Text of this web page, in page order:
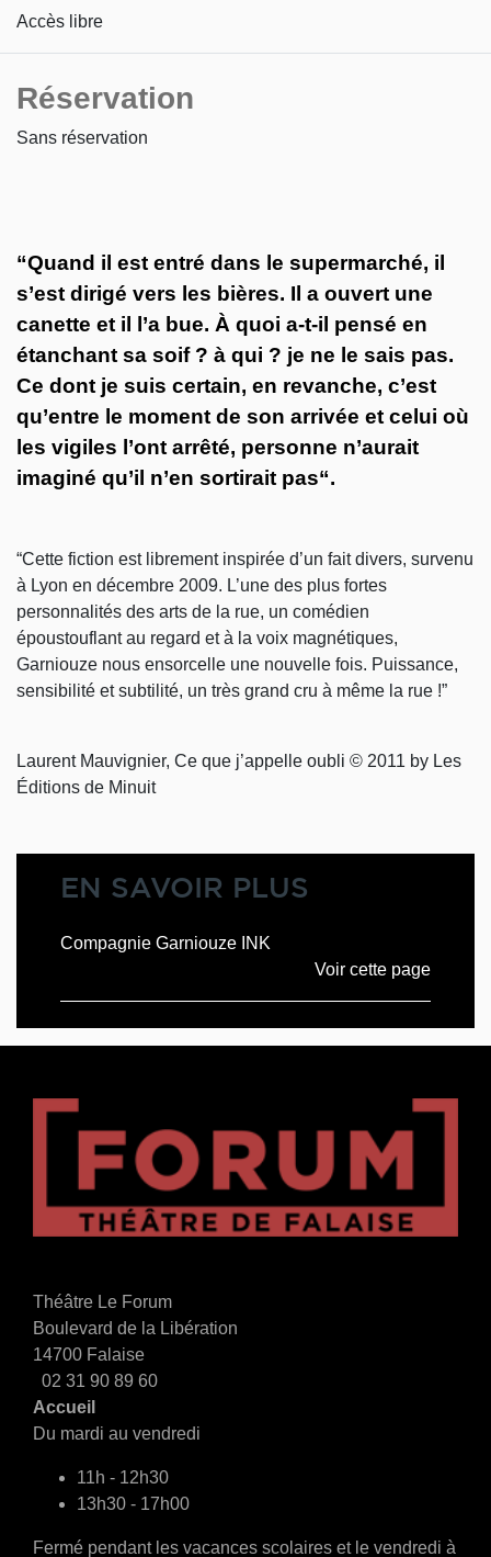
Accès libre
Réservation
Sans réservation
“Quand il est entré dans le supermarché, il
s’est dirigé vers les bières. Il a ouvert une
canette et il l’a bue. À quoi a-t-il pensé en
étanchant sa soif ? à qui ? je ne le sais pas.
Ce dont je suis certain, en revanche, c’est
qu’entre le moment de son arrivée et celui où
les vigiles l’ont arrêté, personne n’aurait
imaginé qu’il n’en sortirait pas“.
“Cette fiction est librement inspirée d’un fait divers, survenu
à Lyon en décembre 2009. L’une des plus fortes
personnalités des arts de la rue, un comédien
époustouflant au regard et à la voix magnétiques,
Garniouze nous ensorcelle une nouvelle fois. Puissance,
sensibilité et subtilité, un très grand cru à même la rue !”
Laurent Mauvignier, Ce que j’appelle oubli © 2011 by Les
Éditions de Minuit
EN SAVOIR PLUS
Compagnie Garniouze INK
Voir cette page
Théâtre Le Forum
Boulevard de la Libération
14700 Falaise
02 31 90 89 60
Accueil
Du mardi au vendredi
11h - 12h30
13h30 - 17h00
Fermé pendant les vacances scolaires et le vendredi à